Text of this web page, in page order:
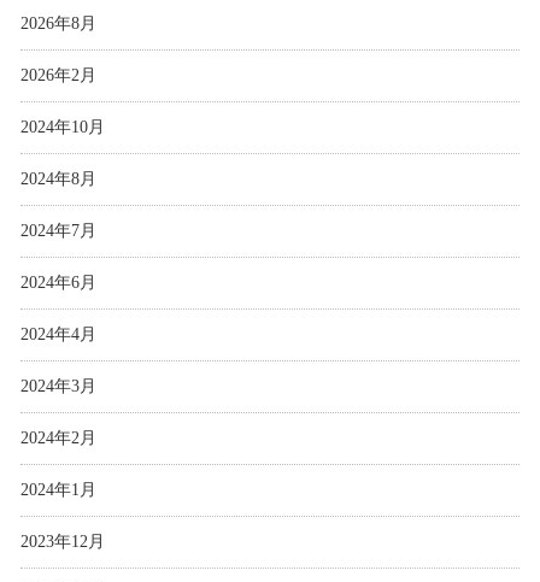
2026年8月
2026年2月
2024年10月
2024年8月
2024年7月
2024年6月
2024年4月
2024年3月
2024年2月
2024年1月
2023年12月